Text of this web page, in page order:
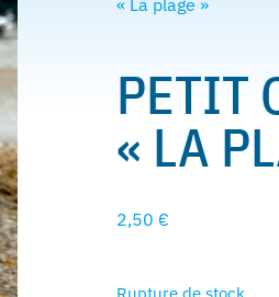
« La plage »
PETIT
« LA
2,50 €
Rupture de stock